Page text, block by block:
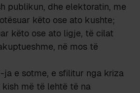
publikun, dhe elektoratin, me
këto ose ato kushte;
këto ose ato ligje, të cilat
në mos të
ja e sotme, e sfilitur nga kriza
më të lehtë të na